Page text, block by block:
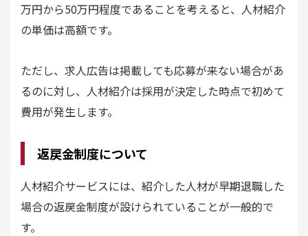
万円から50万円程度であることを考えると、人材紹介
の単価は高額です。
ただし、求人広告は掲載しても応募が来ない場合があ
るのに対し、人材紹介は採用が決定した時点で初めて
費用が発生します。
返戻金制度について
人材紹介サービスには、紹介した人材が早期退職した
場合の返戻金制度が設けられていることが一般的で
す。